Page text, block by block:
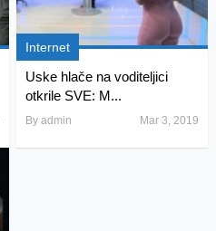
Internet
Uske hlače na voditeljici
otkrile SVE: M...
Byadmin Mar 3, 2019